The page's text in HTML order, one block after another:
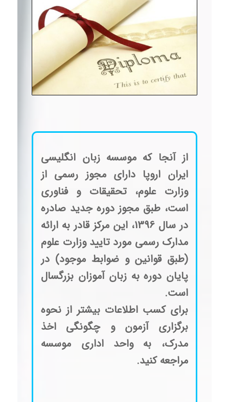
از آنجا که موسسه زبان انگلیسی
ایران اروپا دارای مجوز رسمی از
وزارت علوم، تحقیقات و فناوری
است، طبق مجوز دوره جدید صادره
در سال 1396، این مرکز قادر به ارائه
مدارک رسمی مورد تایید وزارت علوم
(طبق قوانین و ضوابط موجود) در
پایان دوره به زبان آموزان بزرگسال
است.
برای کسب اطلاعات بیشتر از نحوه
برگزاری آزمون و چگونگی اخذ
مدرک، به واحد اداری موسسه
مراجعه کنید.